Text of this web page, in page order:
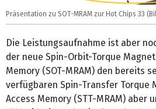
Präsentation zu SOT-MRAM zur Hot Chips 33
Die Leistungsaufnahme ist aber
der neue Spin-Orbit-Torque
Memory (SOT-MRAM) den bereits
verfügbaren Spin-Transfer Torque
Access Memory (STT-MRAM) aber